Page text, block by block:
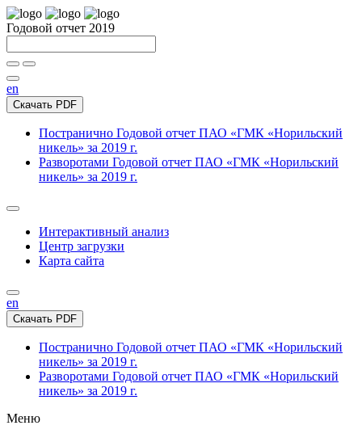
Годовой отчет 2019
en
Скачать PDF
Постранично Годовой отчет ПАО «ГМК «Норильский
никель» за 2019 г.
Разворотами Годовой отчет ПАО «ГМК «Норильский
никель» за 2019 г.
Интерактивный анализ
Центр загрузки
Карта сайта
en
Скачать PDF
Постранично Годовой отчет ПАО «ГМК «Норильский
никель» за 2019 г.
Разворотами Годовой отчет ПАО «ГМК «Норильский
никель» за 2019 г.
Меню